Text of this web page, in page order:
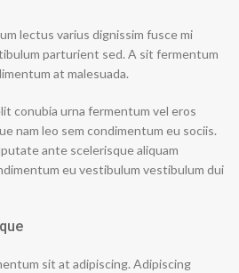
lectus varius dignissim fusce mi
parturient sed. A sit fermentum
at malesuada.
conubia urna fermentum vel eros
nam leo sem condimentum eu sociis.
ante scelerisque aliquam
eu vestibulum vestibulum dui
sit at adipiscing. Adipiscing